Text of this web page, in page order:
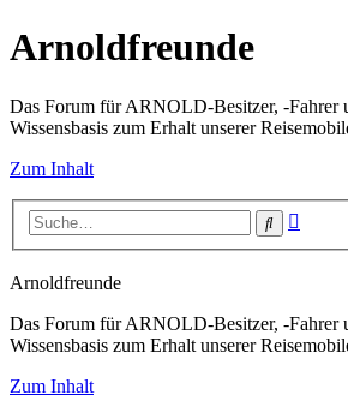
Arnoldfreunde
Das Forum für ARNOLD-Besitzer, -Fahrer
Wissensbasis zum Erhalt unserer
Zum Inhalt
Suche
Arnoldfreunde
Das Forum für ARNOLD-Besitzer, -Fahrer
Wissensbasis zum Erhalt unserer
Zum Inhalt